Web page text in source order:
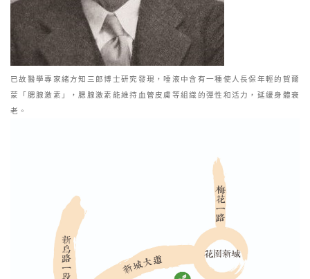
已故醫學專家緒方知三郎博士研究發現，唾液中含有一種使人長保年輕的賀爾
蒙「腮腺激素」，腮腺激素能維持血管皮膚等組織的彈性和活力，延緩身體衰
老。